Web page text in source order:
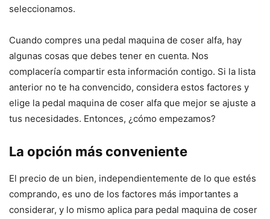
seleccionamos.
Cuando compres una pedal maquina de coser alfa, hay
algunas cosas que debes tener en cuenta. Nos
complacería compartir esta información contigo. Si la lista
anterior no te ha convencido, considera estos factores y
elige la pedal maquina de coser alfa que mejor se ajuste a
tus necesidades. Entonces, ¿cómo empezamos?
La opción más conveniente
El precio de un bien, independientemente de lo que estés
comprando, es uno de los factores más importantes a
considerar, y lo mismo aplica para pedal maquina de coser